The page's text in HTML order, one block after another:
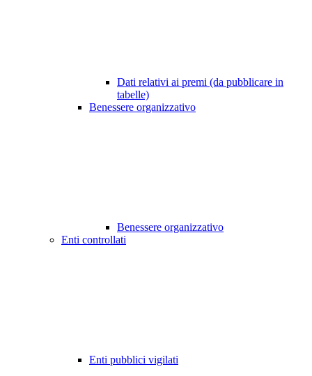
Dati relativi ai premi (da pubblicare in
tabelle)
Benessere organizzativo
Benessere organizzativo
Enti controllati
Enti pubblici vigilati